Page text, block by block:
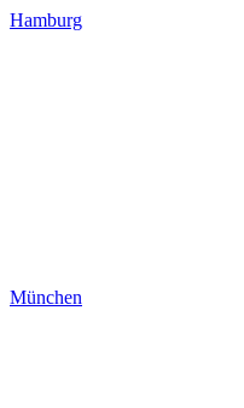
Hamburg
München